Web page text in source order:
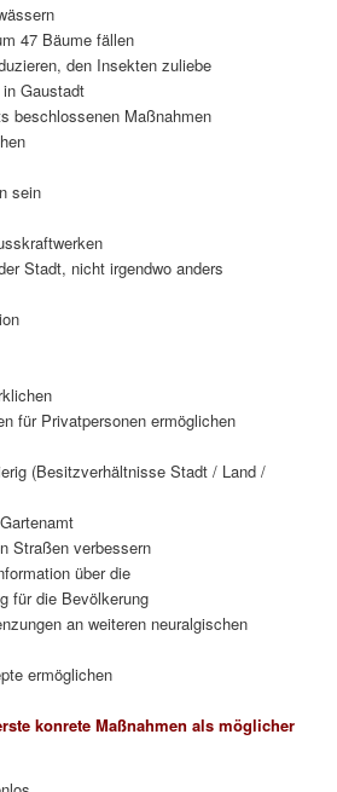
47 Bäume fällen
den Insekten zuliebe
Gaustadt
beschlossenen Maßnahmen
sein
Stadt, nicht irgendwo anders
für Privatpersonen ermöglichen
(Besitzverhältnisse Stadt / Land /
Straßen verbessern
über die
für die Bevölkerung
an weiteren neuralgischen
ermöglichen
konrete Maßnahmen als möglicher